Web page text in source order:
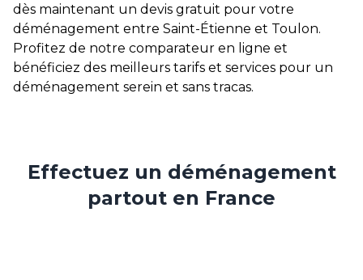
dès maintenant un devis gratuit pour votre
déménagement entre Saint-Étienne et Toulon.
Profitez de notre comparateur en ligne et
bénéficiez des meilleurs tarifs et services pour un
déménagement serein et sans tracas.
Effectuez un déménagement
partout en France